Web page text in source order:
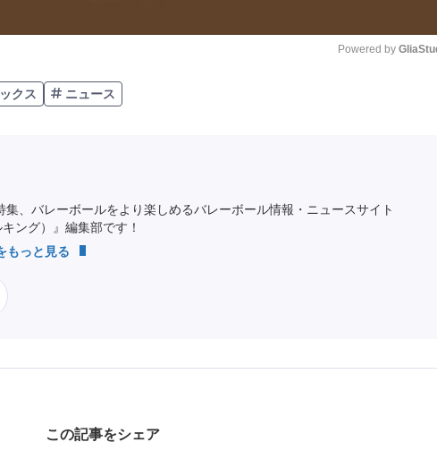
Powered by
クス ニュース
、バレーボールをより楽しめるバレーボール情報・ニュースサイト
ング）』編集部です！
もっと見る
この記事をシェア